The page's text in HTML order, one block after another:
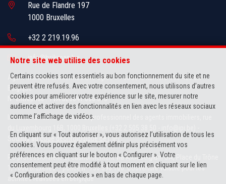
Notre site web utilise des cookies
Certains cookies sont essentiels au bon fonctionnement du site et ne
peuvent être refusés. Avec votre consentement, nous utilisons d’autres
cookies pour améliorer votre expérience sur le site, mesurer notre
audience et activer des fonctionnalités en lien avec les réseaux sociaux
comme l’affichage de vidéos.
En cliquant sur « Tout autoriser », vous autorisez l’utilisation de tous les
cookies. Vous pouvez également définir plus précisément vos
préférences en cliquant sur le bouton « Configurer ». Votre
consentement peut être modifié à tout moment en cliquant sur le lien
« Configuration des cookies » en bas de chaque page.
Rue de Flandre 197
1000 Bruxelles
+32 2 219.19.96
info@brikman.be
Agent immobilier intermédiaire agréé IPI sous le numéro 505.436 en
Belgique
N° entreprise : TVA BE0841.066.313
Instance de contrôle: Institut professionnel des agents immobiliers, rue
Soumis aucode déontologique de l’ IPI
RC professionnelle et cautionnement via AXA Belgium SA, Place du Trône
1, 1000 Bruxelles – police n° 730.390.160. Couverture valable pour les
activités réalisées en Belgique